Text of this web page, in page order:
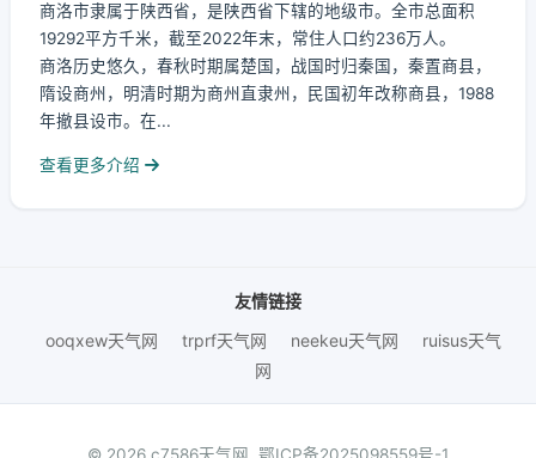
商洛市隶属于陕西省，是陕西省下辖的地级市。全市总面积
19292平方千米，截至2022年末，常住人口约236万人。
商洛历史悠久，春秋时期属楚国，战国时归秦国，秦置商县，
隋设商州，明清时期为商州直隶州，民国初年改称商县，1988
年撤县设市。在...
查看更多介绍
友情链接
ooqxew天气网
trprf天气网 neekeu天气网
ruisus天气
网